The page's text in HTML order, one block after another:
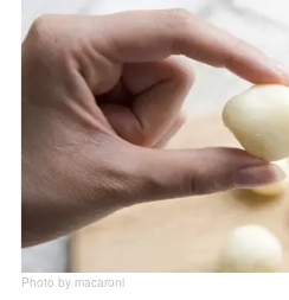
Photo by macaroni